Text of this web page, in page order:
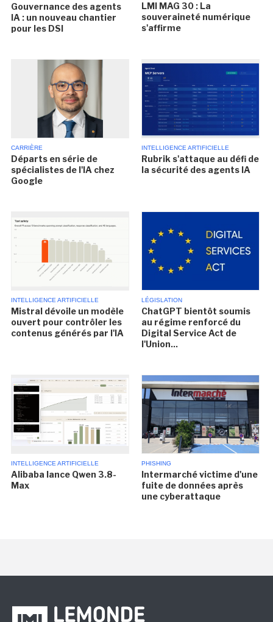
Gouvernance des agents
IA : un nouveau chantier
pour les DSI
LMI MAG 30 : La
souveraineté numérique
s'affirme
CARRIÈRE
Départs en série de
spécialistes de l'IA chez
Google
INTELLIGENCE ARTIFICIELLE
Rubrik s'attaque au défi de
la sécurité des agents IA
INTELLIGENCE ARTIFICIELLE
Mistral dévoile un modèle
ouvert pour contrôler les
contenus générés par l'IA
LÉGISLATION
ChatGPT bientôt soumis
au régime renforcé du
Digital Service Act de
l'Union...
INTELLIGENCE ARTIFICIELLE
Alibaba lance Qwen 3.8-
Max
PHISHING
Intermarché victime d'une
fuite de données après
une cyberattaque